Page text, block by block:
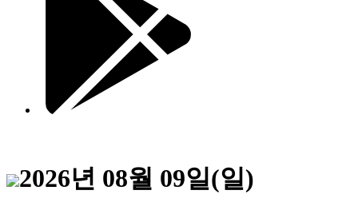
2026년 08월 09일(일)